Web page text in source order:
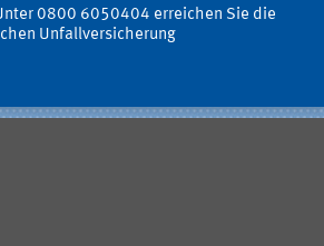
0800 6050404 erreichen Sie die
Unfallversicherung